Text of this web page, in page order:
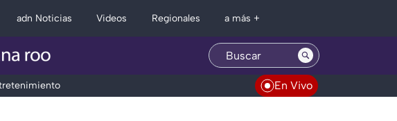
adn Noticias Videos Regionales a más +
En Vivo